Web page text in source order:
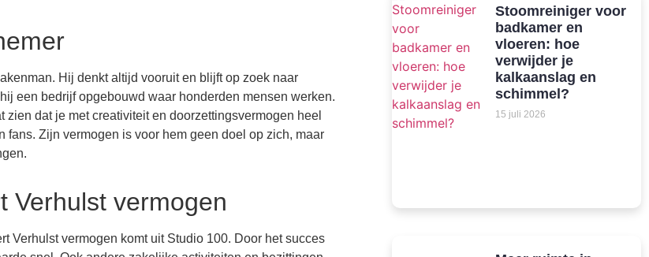
Hij denkt altijd vooruit en blijft op zoek naar
een bedrijf opgebouwd waar honderden mensen werken.
dat je met creativiteit en doorzettingsvermogen heel
Zijn vermogen is voor hem geen doel op zich, maar
Verhulst vermogen
Verhulst vermogen komt uit Studio 100. Door het succes
Stoomreiniger voor
badkamer en
vloeren: hoe
verwijder je
kalkaanslag en
schimmel?
15 juli 2026